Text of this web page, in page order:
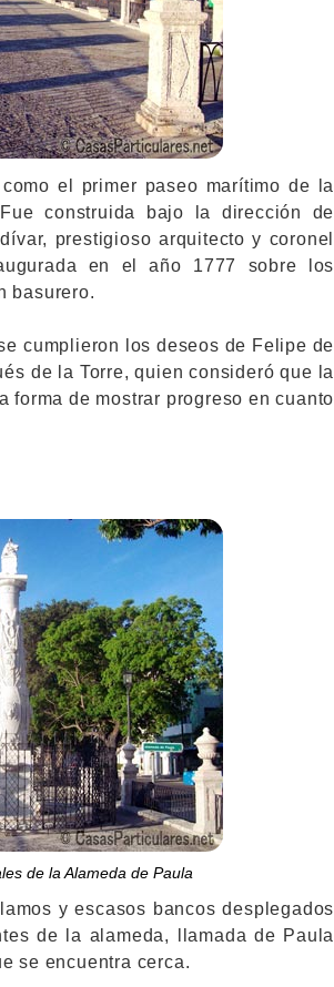
el primer paseo marítimo de la
construida bajo la dirección de
prestigioso arquitecto y coronel
en el año 1777 sobre los
basurero.
cumplieron los deseos de Felipe de
de la Torre, quien consideró que la
de mostrar progreso en cuanto
de la Alameda de Paula
y escasos bancos desplegados
de la alameda, llamada de Paula
se encuentra cerca.